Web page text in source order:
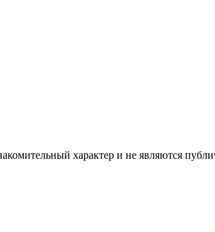
характер и не являются